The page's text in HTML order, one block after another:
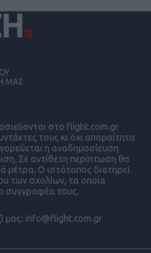
στο flight.com.gr
τους κι όχι απαραίτητα
η αναδημοσίευση
Σε αντίθετη περίπτωση θα
μέτρα. Ο ιστότοπος διατηρεί
των σχολίων, τα οποία
συγγραφέα τους.
μας: info@flight.com.gr
ΜΑΣ